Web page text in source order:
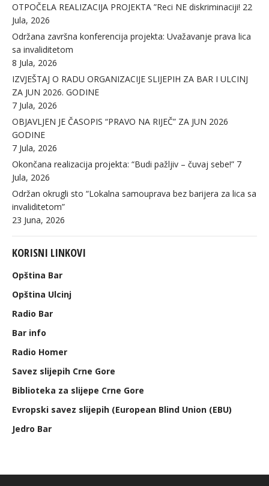
OTPOČELA REALIZACIJA PROJEKTA ”Reci NE diskriminaciji! 22
Jula, 2026
Održana završna konferencija projekta: Uvažavanje prava lica
sa invaliditetom
8 Jula, 2026
IZVJEŠTAJ O RADU ORGANIZACIJE SLIJEPIH ZA BAR I ULCINJ
ZA JUN 2026. GODINE
7 Jula, 2026
OBJAVLJEN JE ČASOPIS “PRAVO NA RIJEČ” ZA JUN 2026
GODINE
7 Jula, 2026
Okončana realizacija projekta: “Budi pažljiv – čuvaj sebe!” 7
Jula, 2026
Održan okrugli sto “Lokalna samouprava bez barijera za lica sa
invaliditetom”
23 Juna, 2026
KORISNI LINKOVI
Opština Bar
Opština Ulcinj
Radio Bar
Bar info
Radio Homer
Savez slijepih Crne Gore
Biblioteka za slijepe Crne Gore
Evropski savez slijepih (European Blind Union (EBU)
Jedro Bar